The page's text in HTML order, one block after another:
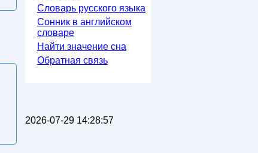
Словарь русского языка
Сонник в английском
словаре
Найти значение сна
Обратная связь
2026-07-29 14:28:57